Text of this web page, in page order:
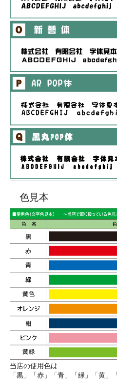
色見本
当店の使用色は
「黒」「赤」「青」「緑」「黄」